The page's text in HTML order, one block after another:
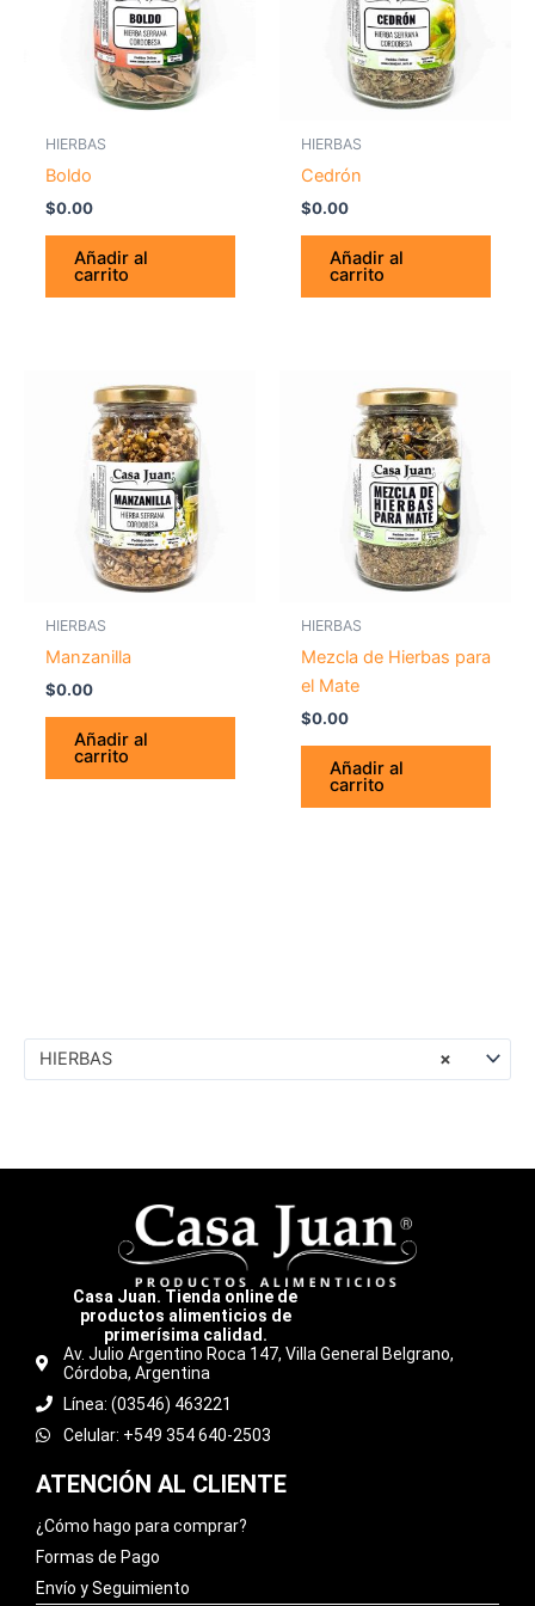
×
HIERBAS
HIERBAS
Boldo
$0.00
Añadir al
carrito
HIERBAS
Cedrón
$0.00
Añadir al
carrito
HIERBAS
Manzanilla
$0.00
Añadir al
carrito
HIERBAS
Mezcla de Hierbas para
el Mate
$0.00
Añadir al
carrito
Casa Juan. Tienda online de
productos alimenticios de
primerísima calidad.
Av. Julio Argentino Roca 147, Villa General Belgrano,
Córdoba, Argentina
Línea: (03546) 463221
Celular: +549 354 640-2503
ATENCIÓN AL CLIENTE
¿Cómo hago para comprar?
Formas de Pago
Envío y Seguimiento